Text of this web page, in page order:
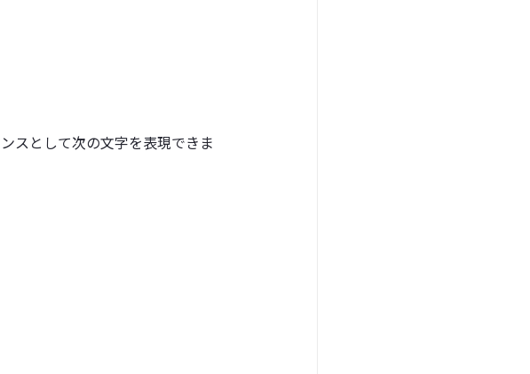
スとして次の文字を表現できま